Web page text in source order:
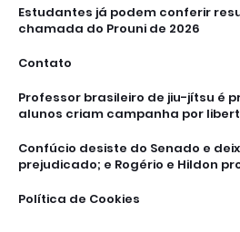
Estudantes já podem conferir
chamada do Prouni de 2026
Contato
Professor brasileiro de jiu-jítsu é
alunos criam campanha por
Confúcio desiste do Senado e
prejudicado; e Rogério e Hildon
Política de Cookies